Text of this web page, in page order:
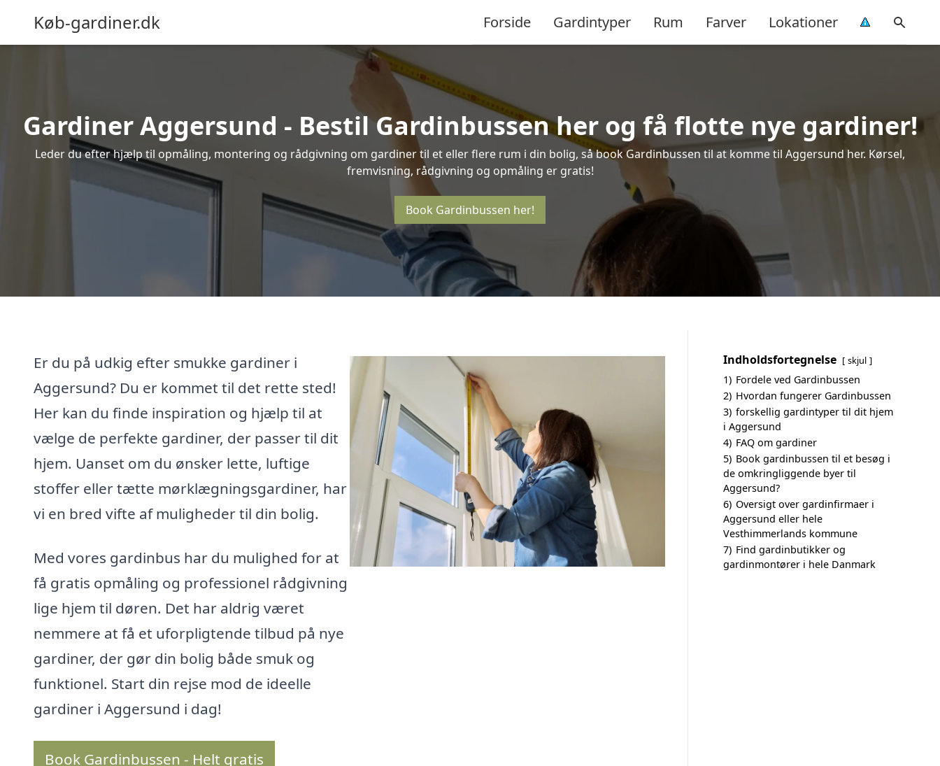
Køb-gardiner.dk Forside Gardintyper Rum Farver Lokationer
Gardiner Aggersund - Bestil Gardinbussen her og få flotte nye gardiner!
Leder du efter hjælp til opmåling, montering og rådgivning om gardiner til et eller flere rum i din bolig, så book Gardinbussen til at komme til Aggersund her. Kørsel,
fremvisning, rådgivning og opmåling er gratis!
Book Gardinbussen her!
Er du på udkig efter smukke gardiner i
Aggersund? Du er kommet til det rette sted!
Her kan du finde inspiration og hjælp til at
vælge de perfekte gardiner, der passer til dit
hjem. Uanset om du ønsker lette, luftige
stoffer eller tætte mørklægningsgardiner, har
vi en bred vifte af muligheder til din bolig.
Med vores gardinbus har du mulighed for at
få gratis opmåling og professionel rådgivning
lige hjem til døren. Det har aldrig været
nemmere at få et uforpligtende tilbud på nye
gardiner, der gør din bolig både smuk og
funktionel. Start din rejse mod de ideelle
gardiner i Aggersund i dag!
Book Gardinbussen - Helt gratis
Indholdsfortegnelse skjul
1) Fordele ved Gardinbussen
2) Hvordan fungerer Gardinbussen
3) forskellig gardintyper til dit hjem
i Aggersund
4) FAQ om gardiner
5) Book gardinbussen til et besøg i
de omkringliggende byer til
Aggersund?
6) Oversigt over gardinfirmaer i
Aggersund eller hele
Vesthimmerlands kommune
7) Find gardinbutikker og
gardinmontører i hele Danmark